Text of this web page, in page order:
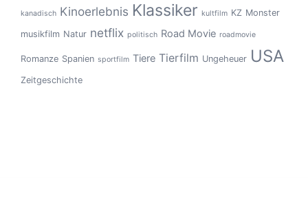
kanadisch Kinoerlebnis Klassiker kultfilm KZ Monster
musikfilm Natur netflix politisch Road Movie roadmovie
Romanze Spanien sportfilm Tiere Tierfilm Ungeheuer USA
Zeitgeschichte